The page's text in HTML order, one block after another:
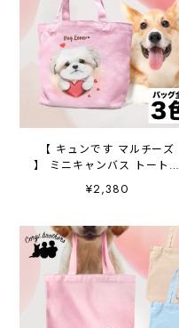
【 キュンです マルチーズ
】 ミニキャンバス トートバ
ッグ 犬 ペット うちの
子 プレゼント 母の日
¥2,380